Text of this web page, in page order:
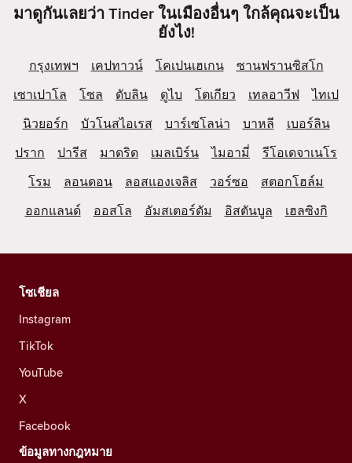
มาดูกันเลยว่า Tinder ในเมืองอื่นๆ ใกล้คุณจะเป็น
ยังไง!
กรุงเทพฯ เคปทาวน์ โคเปนเฮเกน
ซานฟรานซิสโก
เซาเปาโล
โซล ดับลิน ดูไบ โตเกียว เทลอาวีฟ
ไทเป
นิวยอร์ก
บัวโนสไอเรส บาร์เซโลน่า บาหลี
เบอร์ลิน
ปราก
ปารีส มาดริด เมลเบิร์น ไมอามี่
รีโอเดจาเนโร
โรม
ลอนดอน ลอสแองเจลิส วอร์ซอ
สตอกโฮล์ม
ออกแลนด์
ออสโล อัมสเตอร์ดัม อิสตันบูล เฮลซิงกิ
โซเชียล
Instagram
TikTok
YouTube
X
Facebook
ข้อมูลทางกฎหมาย